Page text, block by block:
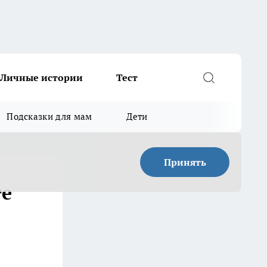
Личные истории Тест
Подсказки для мам Дети
Принять